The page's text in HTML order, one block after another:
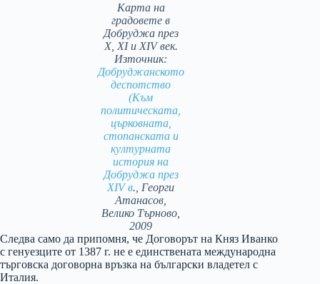
Карта на
градовете в
Добруджа през
X, XI и XIV век.
Източник:
Добруджанското
деспотство
(Към
политическата,
църковната,
стопанската и
културната
история на
Добруджа през
ХІV в., Георги
Атанасов,
Велико Търново,
2009
Следва само да припомня, че Договорът на Княз Иванко
с генуезците от 1387 г. не е единствената международна
търговска договорна връзка на български владетел с
Италия.